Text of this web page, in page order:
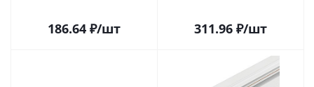
186.64 ₽/шт 311.96 ₽/шт